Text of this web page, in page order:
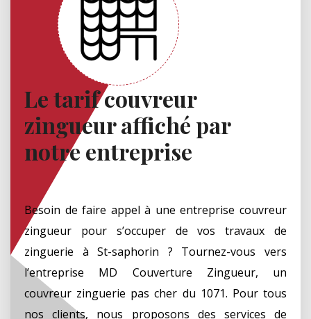
Le tarif couvreur
zingueur affiché par
notre entreprise
Besoin de faire appel à une entreprise couvreur
zingueur pour s’occuper de vos travaux de
zinguerie à St-saphorin ? Tournez-vous vers
l’entreprise MD Couverture Zingueur, un
couvreur zinguerie pas cher du 1071. Pour tous
nos clients, nous proposons des services de